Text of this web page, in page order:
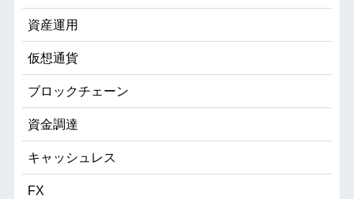
資産運用
仮想通貨
ブロックチェーン
資金調達
キャッシュレス
FX